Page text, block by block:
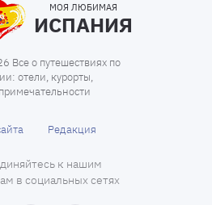
МОЯ ЛЮБИМАЯ
ИСПАНИЯ
Все о путешествиях по
отели, курорты,
Редакция
к нашим
в социальных сетях